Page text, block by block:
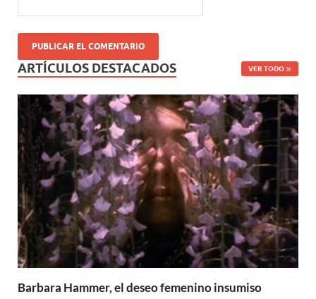
ARTÍCULOS DESTACADOS VER TODO
Barbara Hammer, el deseo femenino insumiso